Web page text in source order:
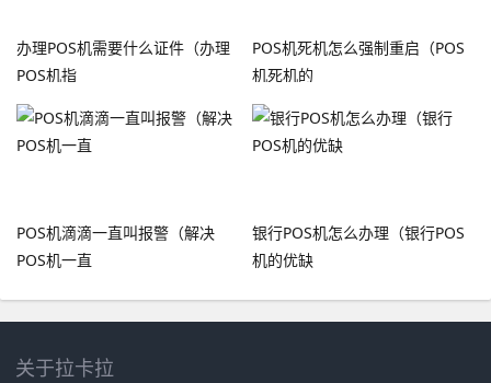
办理POS机需要什么证件（办理
POS机指
POS机死机怎么强制重启（POS
机死机的
POS机滴滴一直叫报警（解决
POS机一直
银行POS机怎么办理（银行POS
机的优缺
关于拉卡拉